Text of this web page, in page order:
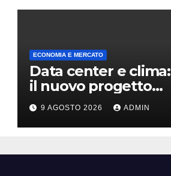
ECONOMIA E MERCATO
Data center e clima:
il nuovo progetto
Amazon riapre il
dibattito sulle
emissioni
9 AGOSTO 2026 ADMIN